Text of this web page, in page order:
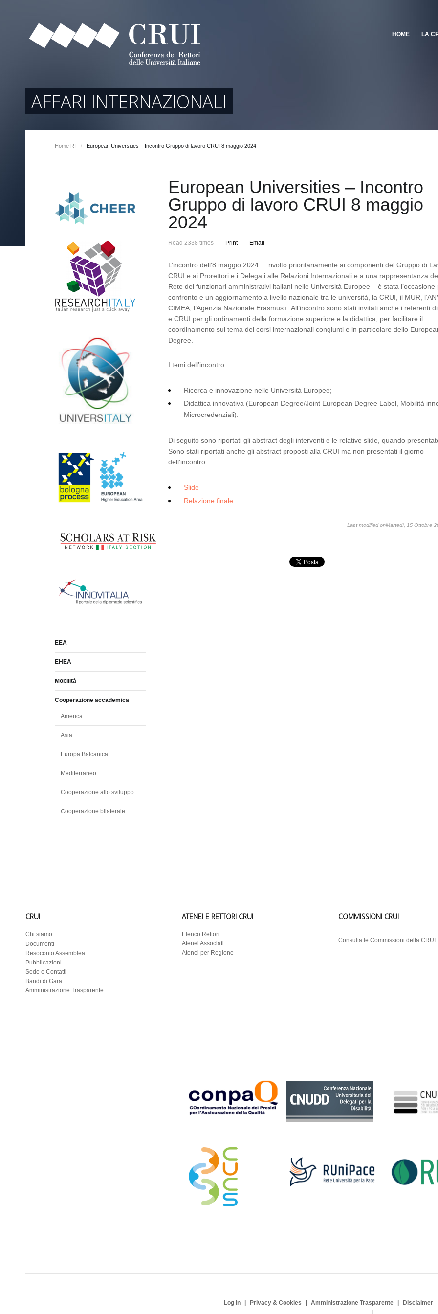
HOME LA
AFFARI INTERNAZIONALI
Home RI / European Universities – Incontro Gruppo di lavoro CRUI 8 maggio 2024
European Universities – Incontro
Gruppo di lavoro CRUI 8 maggio
2024
Read 2338 times Print Email
L’incontro dell'8 maggio 2024 ̶ rivolto prioritariamente ai componenti del Gruppo di
CRUI e ai Prorettori e i Delegati alle Relazioni Internazionali e a una rappresentanza
Rete dei funzionari amministrativi italiani nelle Università Europee – è stata l’occasione
confronto e un aggiornamento a livello nazionale tra le università, la CRUI, il MUR,
CIMEA, l’Agenzia Nazionale Erasmus+. All’incontro sono stati invitati anche i referenti
e CRUI per gli ordinamenti della formazione superiore e la didattica, per facilitare il
coordinamento sul tema dei corsi internazionali congiunti e in particolare dello
Degree.
I temi dell’incontro:
Ricerca e innovazione nelle Università Europee;
Didattica innovativa (European Degree/Joint European Degree Label, Mobilità
Microcredenziali).
Di seguito sono riportati gli abstract degli interventi e le relative slide, quando
Sono stati riportati anche gli abstract proposti alla CRUI ma non presentati il giorno
dell’incontro.
Slide
Relazione finale
Last modified onMartedì, 15 Ottobre
EEA
EHEA
Mobilità
Cooperazione accademica
America
Asia
Europa Balcanica
Mediterraneo
Cooperazione allo sviluppo
Cooperazione bilaterale
CRUI
Chi siamo
Documenti
Resoconto Assemblea
Pubblicazioni
Sede e Contatti
Bandi di Gara
Amministrazione Trasparente
ATENEI E RETTORI CRUI
Elenco Rettori
Atenei Associati
Atenei per Regione
COMMISSIONI CRUI
Consulta le Commissioni della CRUI
Log in Privacy & Cookies Amministrazione Trasparente Disclaimer